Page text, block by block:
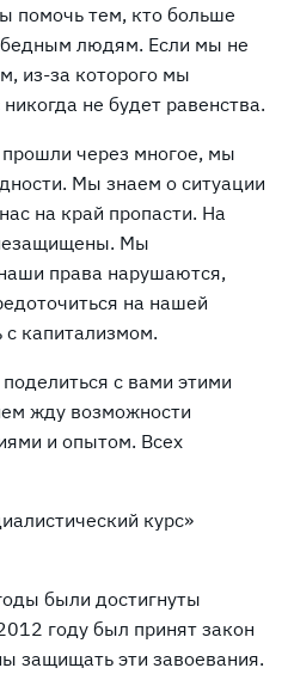
помочь тем, кто больше
бедным людям. Если мы не
из-за которого мы
не будет равенства.
через многое, мы
Мы знаем о ситуации
на край пропасти. На
Мы
права нарушаются,
на нашей
с капитализмом.
с вами этими
жду возможности
и опытом. Всех
курс»
были достигнуты
году был принят закон
защищать эти завоевания.